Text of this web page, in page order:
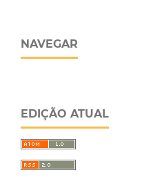
NAVEGAR
EDIÇÃO ATUAL